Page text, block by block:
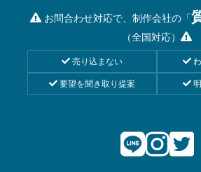
お問合わせ対応で、制作会社の「
（全国対応）
売り込まない
要望を聞き取り提案